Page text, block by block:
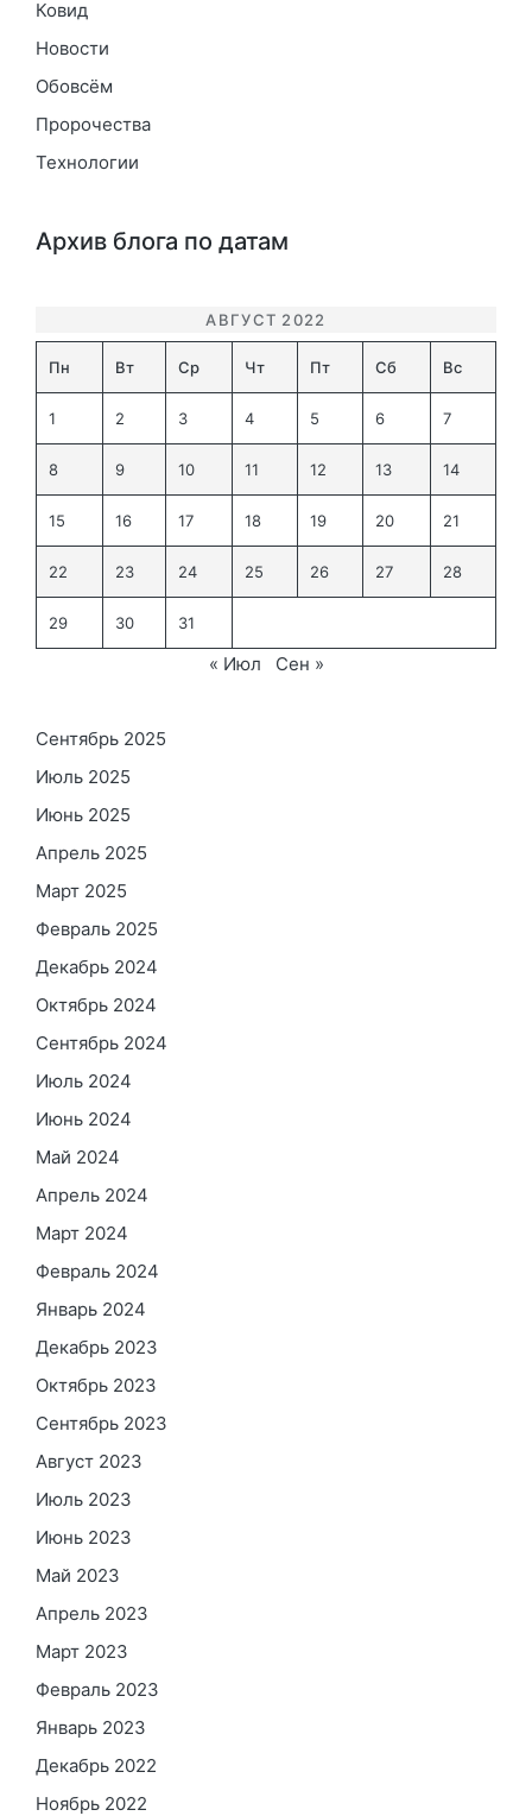
Ковид
Новости
Обовсём
Пророчества
Технологии
Архив блога по датам
АВГУСТ 2022
Пн Вт Ср Чт Пт Сб Вс
1 2 3 4 5 6 7
8 9 10 11 12 13 14
15 16 17 18 19 20 21
22 23 24 25 26 27 28
29 30 31
« Июл Сен »
Сентябрь 2025
Июль 2025
Июнь 2025
Апрель 2025
Март 2025
Февраль 2025
Декабрь 2024
Октябрь 2024
Сентябрь 2024
Июль 2024
Июнь 2024
Май 2024
Апрель 2024
Март 2024
Февраль 2024
Январь 2024
Декабрь 2023
Октябрь 2023
Сентябрь 2023
Август 2023
Июль 2023
Июнь 2023
Май 2023
Апрель 2023
Март 2023
Февраль 2023
Январь 2023
Декабрь 2022
Ноябрь 2022